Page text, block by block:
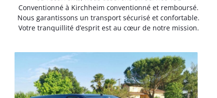
Conventionné à Kirchheim conventionné et remboursé.
Nous garantissons un transport sécurisé et confortable.
Votre tranquillité d’esprit est au cœur de notre mission.